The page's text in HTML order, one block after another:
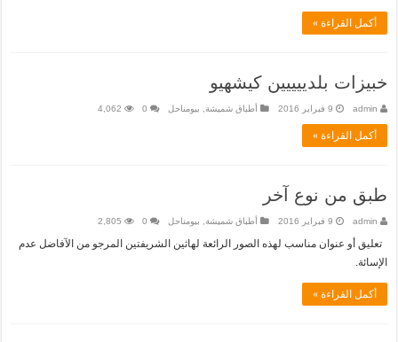
أكمل القراءة »
خبيزات بلدييييين كيشهيو
admin 9 فبراير 2016 أطباق شميشة بيومناحل 0
4,062
أكمل القراءة »
طبق من نوع آخر
admin 9 فبراير 2016 أطباق شميشة بيومناحل 0
2,805
تعليق أو عنوان مناسب لهذه الصور الرائعة لهاثين الشريفتين المرجو من الآفاضل عدم
الإسائة.
أكمل القراءة »